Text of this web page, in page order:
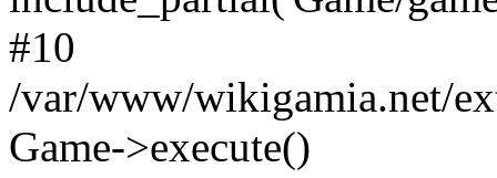
#10
/var/www/wikigamia.net/
Game->execute()